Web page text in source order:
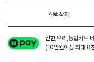
선택삭제
신한,우리,농협카드
(10만원이상 최대